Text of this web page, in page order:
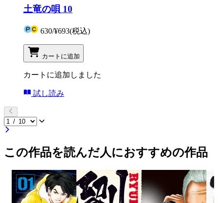
土竜の唄 10
630/¥693(税込)
カートに追加
カートに追加しました
試し読み
この作品を読んだ人におすすめの作品